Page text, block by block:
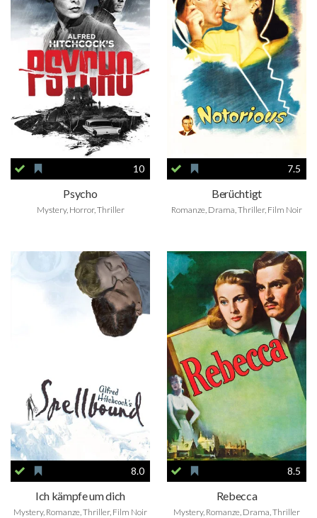
10
Psycho
Mystery, Horror, Thriller
7.5
Berüchtigt
Romanze, Drama, Thriller, Film Noir
8.0
Ich kämpfe um dich
Mystery, Romanze, Thriller, Film Noir
8.5
Rebecca
Mystery, Romanze, Drama, Thriller